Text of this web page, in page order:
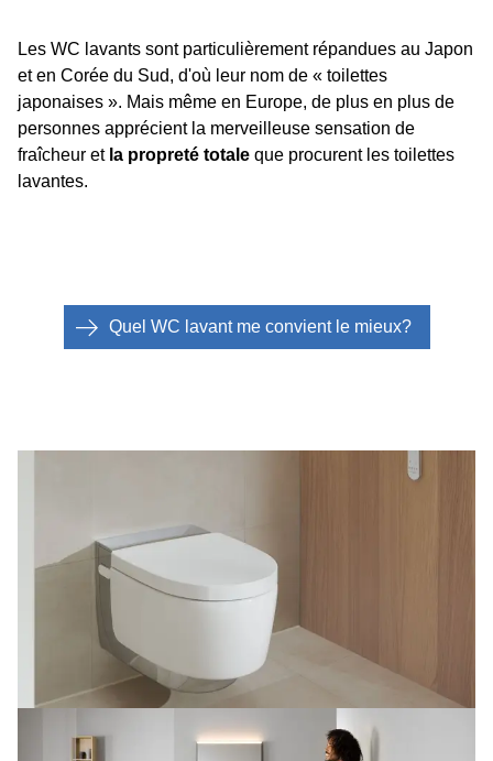
Les WC lavants sont particulièrement répandues au Japon
et en Corée du Sud, d'où leur nom de « toilettes
japonaises ». Mais même en Europe, de plus en plus de
personnes apprécient la merveilleuse sensation de
fraîcheur et la propreté totale que procurent les toilettes
lavantes.
Quel WC lavant me convient le mieux?